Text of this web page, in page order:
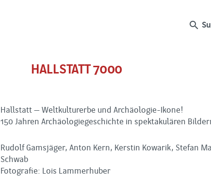
search
HALLSTATT 7000
Hallstatt – Weltkulturerbe und Archäologie-Ikone!
150 Jahren Archäologiegeschichte in spektakulären
Rudolf Gamsjäger, Anton Kern, Kerstin Kowarik, Stefan
Schwab
Fotografie: Lois Lammerhuber